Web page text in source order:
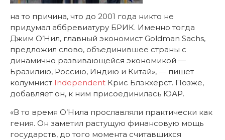
на то причина, что до 2001 года никто не
придумал аббревиатуру БРИК. Именно тогда
Джим О’Нил, главный экономист Goldman Sachs,
предложил слово, объединившее страны с
динамично развивающейся экономикой —
Бразилию, Россию, Индию и Китай», — пишет
колумнист Independent Крис Блэкхёрст. Позже,
добавляет он, к ним присоединилась ЮАР.
«В то время О’Нила прославляли практически как
гения. Он заметил растущую финансовую мощь
государств, до того момента считавшихся